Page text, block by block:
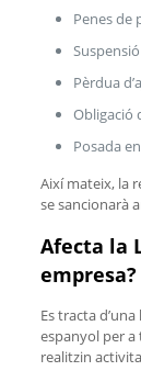
Penes de
Pèrdua
Obligació
Posada
Així mateix, la
se sancionarà
Afecta la
empresa?
Es tracta
espanyol per a
realitzin